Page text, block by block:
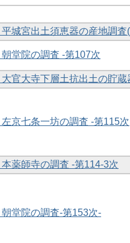
城宮出土須恵器の産地調査
堂院の調査 -第107次
官大寺下層土抗出土の貯蔵
京七条一坊の調査 -第115次
薬師寺の調査 -第114-3次
堂院の調査-第153次-